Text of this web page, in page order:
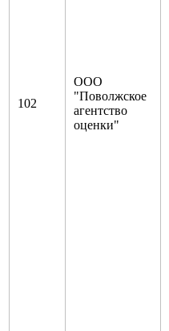
102
ООО
"Поволжское
агентство
оценки"